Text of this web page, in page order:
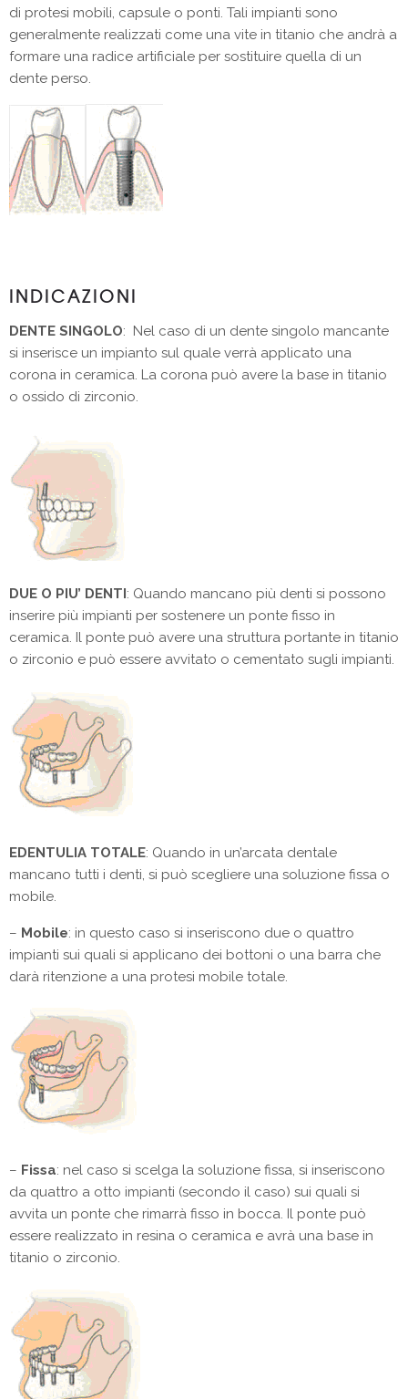
di protesi mobili, capsule o ponti. Tali impianti sono
generalmente realizzati come una vite in titanio che andrà a
formare una radice artificiale per sostituire quella di un
dente perso.
INDICAZIONI
DENTE SINGOLO: Nel caso di un dente singolo mancante
si inserisce un impianto sul quale verrà applicato una
corona in ceramica. La corona può avere la base in titanio
o ossido di zirconio.
DUE O PIU’ DENTI: Quando mancano più denti si possono
inserire più impianti per sostenere un ponte fisso in
ceramica. Il ponte può avere una struttura portante in titanio
o zirconio e può essere avvitato o cementato sugli impianti.
EDENTULIA TOTALE: Quando in un’arcata dentale
mancano tutti i denti, si può scegliere una soluzione fissa o
mobile.
– Mobile: in questo caso si inseriscono due o quattro
impianti sui quali si applicano dei bottoni o una barra che
darà ritenzione a una protesi mobile totale.
– Fissa: nel caso si scelga la soluzione fissa, si inseriscono
da quattro a otto impianti (secondo il caso) sui quali si
avvita un ponte che rimarrà fisso in bocca. Il ponte può
essere realizzato in resina o ceramica e avrà una base in
titanio o zirconio.